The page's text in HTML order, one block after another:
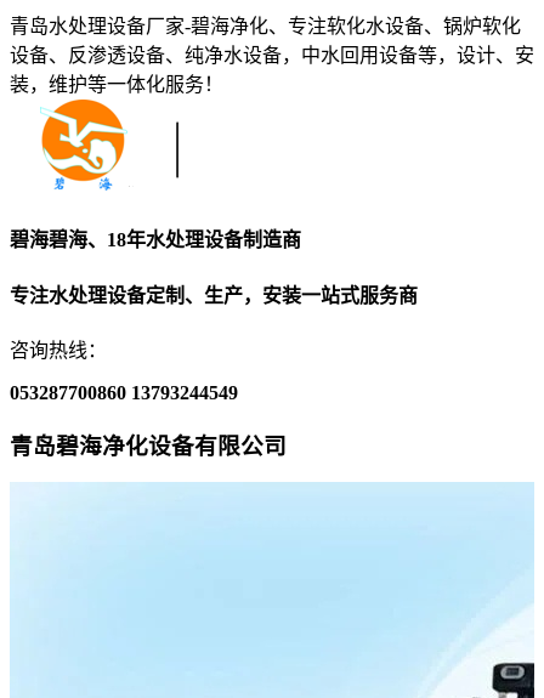
青岛水处理设备厂家-碧海净化、专注软化水设备、锅炉软化
设备、反渗透设备、纯净水设备，中水回用设备等，设计、安
装，维护等一体化服务！
碧海碧海、18年水处理设备制造商
专注水处理设备定制、生产，安装一站式服务商
咨询热线：
053287700860 13793244549
青岛碧海净化设备有限公司